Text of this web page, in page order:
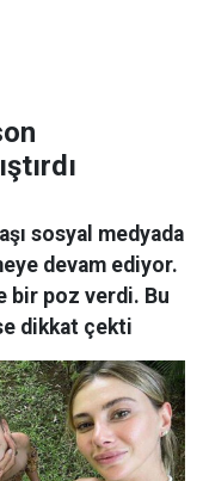
sosyal medyada
devam ediyor.
bir poz verdi. Bu
dikkat çekti